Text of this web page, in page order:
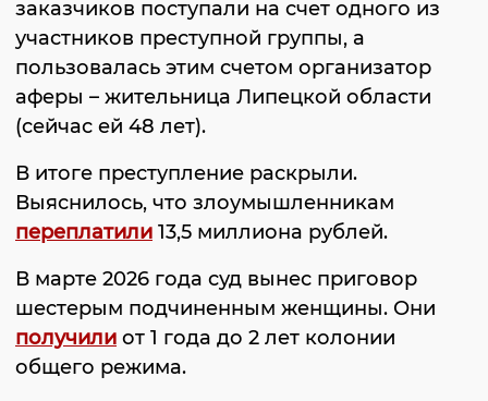
заказчиков поступали на счет одного из
участников преступной группы, а
пользовалась этим счетом организатор
аферы – жительница Липецкой области
(сейчас ей 48 лет).
В итоге преступление раскрыли.
Выяснилось, что злоумышленникам
переплатили 13,5 миллиона рублей.
В марте 2026 года суд вынес приговор
шестерым подчиненным женщины. Они
получили от 1 года до 2 лет колонии
общего режима.